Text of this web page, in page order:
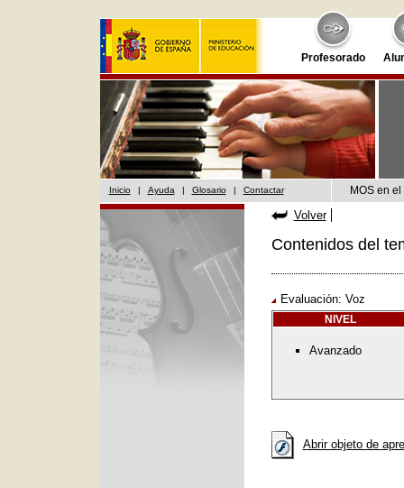
Profesorado
Inicio | Ayuda | Glosario | Contactar MOS en
Volver
Contenidos del
Evaluación: Voz
NIVEL
Avanzado
Abrir objeto de